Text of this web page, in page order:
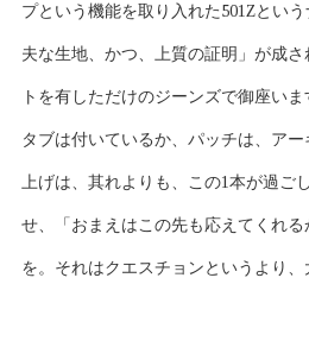
プという機能を取り入れた501Zとい
夫な生地、かつ、上質の証明」が成
トを有しただけのジーンズで御座い
タブは付いているか、パッチは、ア
上げは、其れよりも、この1本が過ご
せ、「おまえはこの先も応えてくれ
を。それはクエスチョンというより、